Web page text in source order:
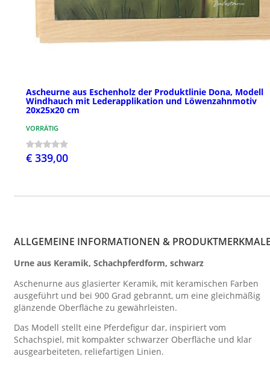
Ascheurne aus Eschenholz der Produktlinie Dona, Modell
Windhauch mit Lederapplikation und Löwenzahnmotiv
20x25x20 cm
VORRÄTIG
€ 339,00
ALLGEMEINE INFORMATIONEN &
Urne aus Keramik, Schachpferdform, schwarz
Aschenurne aus glasierter Keramik, mit keramischen Farben
ausgeführt und bei 900 Grad gebrannt, um eine gleichmäßig
glänzende Oberfläche zu gewährleisten.
Das Modell stellt eine Pferdefigur dar, inspiriert vom
Schachspiel, mit kompakter schwarzer Oberfläche und klar
ausgearbeiteten, reliefartigen Linien.